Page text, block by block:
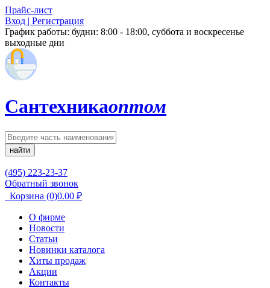
Прайс-лист
Вход | Регистрация
График работы: будни: 8:00 - 18:00, суббота и воскресенье
выходные дни
Сантехникаоптом
найти
(495) 223-23-37
Обратный звонок
Корзина (0)0.00 ₽
О фирме
Новости
Статьи
Новинки каталога
Хиты продаж
Акции
Контакты